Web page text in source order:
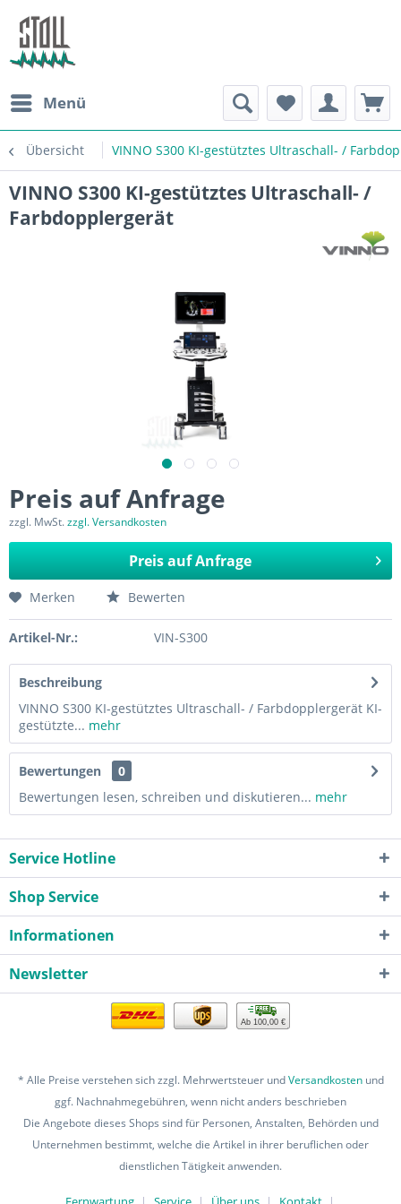
Menü
Übersicht VINNO S300 KI-gestütztes Ultraschall- /
VINNO S300 KI-gestütztes Ultraschall- /
Farbdopplergerät
Preis auf Anfrage
zzgl. MwSt.zzgl. Versandkosten
Preis auf Anfrage
Merken Bewerten
Artikel-Nr.: VIN-S300
Beschreibung
VINNO S300 KI-gestütztes Ultraschall- / Farbdopplergerät KI-
gestützte... mehr
Bewertungen
0
Bewertungen lesen, schreiben und diskutieren... mehr
Service Hotline
Shop Service
Informationen
Newsletter
Ab 100,00 €
* Alle Preise verstehen sich zzgl. Mehrwertsteuer undVersandkostenund
ggf. Nachnahmegebühren, wenn nicht anders beschrieben
Die Angebote dieses Shops sind für Personen, Anstalten, Behörden und
Unternehmen bestimmt, welche die Artikel in ihrer beruflichen oder
dienstlichen Tätigkeit anwenden.